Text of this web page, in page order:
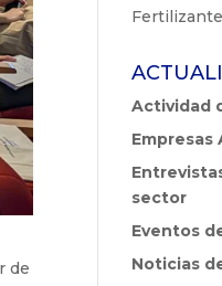
de
Actividad
Empresas
sector
Eventos
Noticias